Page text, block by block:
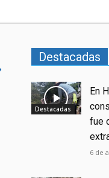
Destacadas
Destacadas
En
fue
6 de